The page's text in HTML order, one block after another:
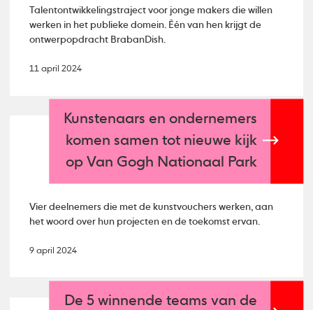
Talentontwikkelingstraject voor jonge makers die willen
werken in het publieke domein. Één van hen krijgt de
ontwerpopdracht BrabanDish.
11 april 2024
Kunstenaars en ondernemers
komen samen tot nieuwe kijk
op Van Gogh Nationaal Park
Vier deelnemers die met de kunstvouchers werken, aan
het woord over hun projecten en de toekomst ervan.
9 april 2024
De 5 winnende teams van de